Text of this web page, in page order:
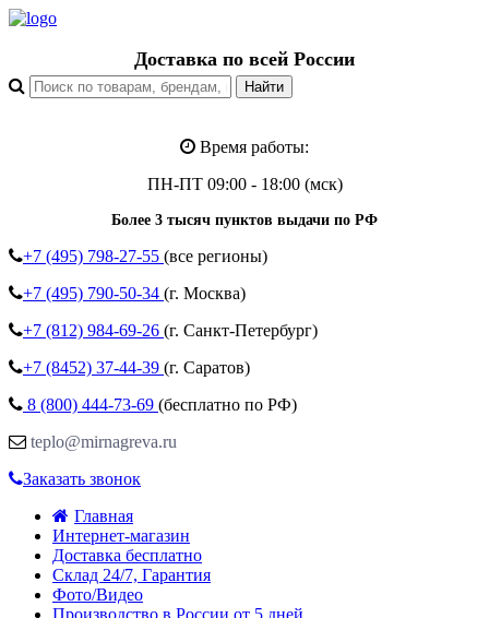
Доставка по всей России
Время работы:
ПН-ПТ 09:00 - 18:00 (мск)
Более 3 тысяч пунктов выдачи по РФ
+7 (495) 798-27-55 (все регионы)
+7 (495) 790-50-34 (г. Москва)
+7 (812) 984-69-26 (г. Санкт-Петербург)
+7 (8452) 37-44-39 (г. Саратов)
8 (800) 444-73-69 (бесплатно по РФ)
teplo@mirnagreva.ru
Заказать звонок
Главная
Интернет-магазин
Доставка бесплатно
Склад 24/7, Гарантия
Фото/Видео